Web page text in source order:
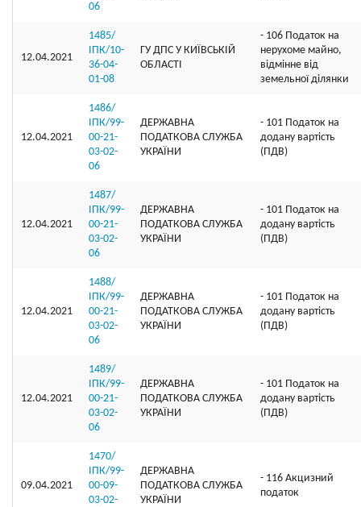
06
12.04.2021
1485/
ІПК/10-
36-04-
01-08
ГУ ДПС У КИЇВСЬКІЙ
ОБЛАСТІ
- 106 Податок на
нерухоме майно,
відмінне від
земельної ділянки
12.04.2021
1486/
ІПК/99-
00-21-
03-02-
06
ДЕРЖАВНА
ПОДАТКОВА СЛУЖБА
УКРАЇНИ
- 101 Податок на
додану вартість
(ПДВ)
12.04.2021
1487/
ІПК/99-
00-21-
03-02-
06
ДЕРЖАВНА
ПОДАТКОВА СЛУЖБА
УКРАЇНИ
- 101 Податок на
додану вартість
(ПДВ)
12.04.2021
1488/
ІПК/99-
00-21-
03-02-
06
ДЕРЖАВНА
ПОДАТКОВА СЛУЖБА
УКРАЇНИ
- 101 Податок на
додану вартість
(ПДВ)
12.04.2021
1489/
ІПК/99-
00-21-
03-02-
06
ДЕРЖАВНА
ПОДАТКОВА СЛУЖБА
УКРАЇНИ
- 101 Податок на
додану вартість
(ПДВ)
09.04.2021
1470/
ІПК/99-
00-09-
03-02-
ДЕРЖАВНА
ПОДАТКОВА СЛУЖБА
УКРАЇНИ
- 116 Акцизний
податок